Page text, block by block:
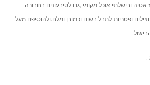
אסיה ובישלתי אוכל מקומי ,גם לטיבעונים בחבורה.
ופטריות לתבל בשום וכמובן ומלח.ולהוסיפם מעל
.